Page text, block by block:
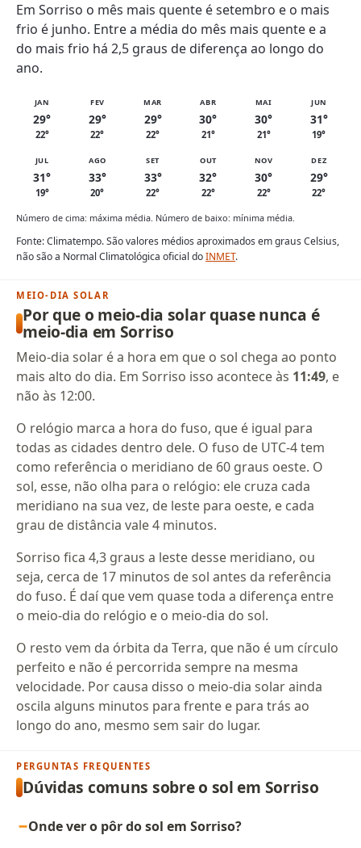
Em Sorriso o mês mais quente é setembro e o mais
frio é junho. Entre a média do mês mais quente e a
do mais frio há 2,5 graus de diferença ao longo do
ano.
JAN
29°
22°
FEV
29°
22°
MAR
29°
22°
ABR
30°
21°
MAI
30°
21°
JUN
31°
19°
JUL
31°
19°
AGO
33°
20°
SET
33°
22°
OUT
32°
22°
NOV
30°
22°
DEZ
29°
22°
Número de cima: máxima média. Número de baixo: mínima média.
Fonte: Climatempo. São valores médios aproximados em graus Celsius,
não são a Normal Climatológica oficial doINMET.
MEIO-DIA SOLAR
Por que o meio-dia solar quase nunca é
meio-dia em Sorriso
Meio-dia solar é a hora em que o sol chega ao ponto
mais alto do dia. Em Sorriso isso acontece às 11:49, e
não às 12:00.
O relógio marca a hora do fuso, que é igual para
todas as cidades dentro dele. O fuso de UTC-4 tem
como referência o meridiano de 60 graus oeste. O
sol, esse, não olha para o relógio: ele cruza cada
meridiano na sua vez, de leste para oeste, e cada
grau de distância vale 4 minutos.
Sorriso fica 4,3 graus a leste desse meridiano, ou
seja, cerca de 17 minutos de sol antes da referência
do fuso. É daí que vem quase toda a diferença entre
o meio-dia do relógio e o meio-dia do sol.
O resto vem da órbita da Terra, que não é um círculo
perfeito e não é percorrida sempre na mesma
velocidade. Por causa disso o meio-dia solar ainda
oscila alguns minutos para frente e para trás ao
longo do ano, mesmo sem sair do lugar.
PERGUNTAS FREQUENTES
Dúvidas comuns sobre o sol em Sorriso
Onde ver o pôr do sol em Sorriso?